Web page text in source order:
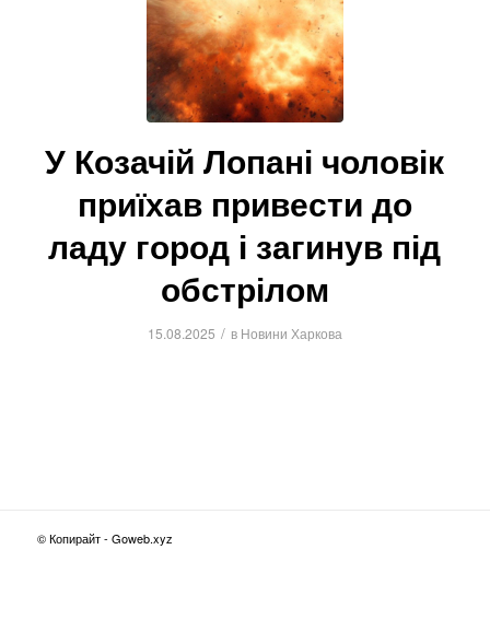
У Козачій Лопані чоловік
приїхав привести до
ладу город і загинув під
обстрілом
15.08.2025 / в Новини Харкова
© Копирайт - Goweb.xyz